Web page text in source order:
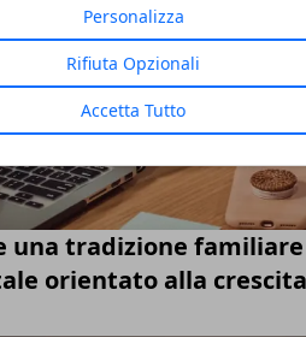
Personalizza
Rifiuta Opzionali
Accetta Tutto
una tradizione
orientato alla